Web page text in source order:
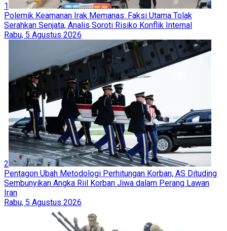
1
Polemik Keamanan Irak Memanas: Faksi Utama Tolak
Serahkan Senjata, Analis Soroti Risiko Konflik Internal
Rabu, 5 Agustus 2026
2
Pentagon Ubah Metodologi Perhitungan Korban, AS Dituding
Sembunyikan Angka Riil Korban Jiwa dalam Perang Lawan
Iran
Rabu, 5 Agustus 2026